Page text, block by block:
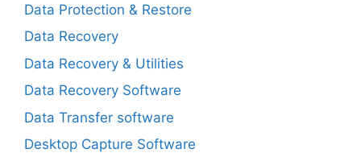
Data Protection & Restore
Data Recovery
Data Recovery & Utilities
Data Recovery Software
Data Transfer software
Desktop Capture Software